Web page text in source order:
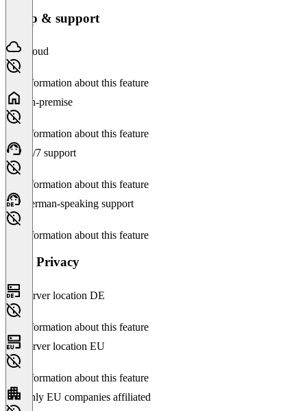
Setup & support
Cloud
No information about this feature
On-premise
No information about this feature
24/7 support
No information about this feature
German-speaking support
No information about this feature
Data Privacy
Server location DE
No information about this feature
Server location EU
No information about this feature
Only EU companies affiliated